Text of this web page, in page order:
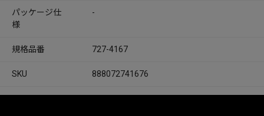
パッケージ仕
様
-
規格品番 727-4167
SKU 888072741676